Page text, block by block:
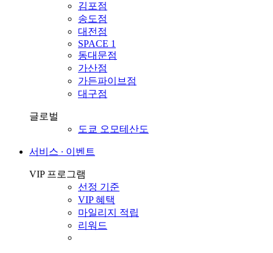
김포점
송도점
대전점
SPACE 1
동대문점
가산점
가든파이브점
대구점
글로벌
도쿄 오모테산도
서비스 ∙ 이벤트
VIP 프로그램
선정 기준
VIP 혜택
마일리지 적립
리워드